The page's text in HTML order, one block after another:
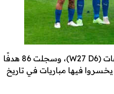
هاى كورة – لم تهزم إيطاليا في آخر 33 مباراة لها في جميع المسابقات (W27 D6)، وسجلت 86 هدفًا
لم يخسروا فيها مباريات في تاريخ